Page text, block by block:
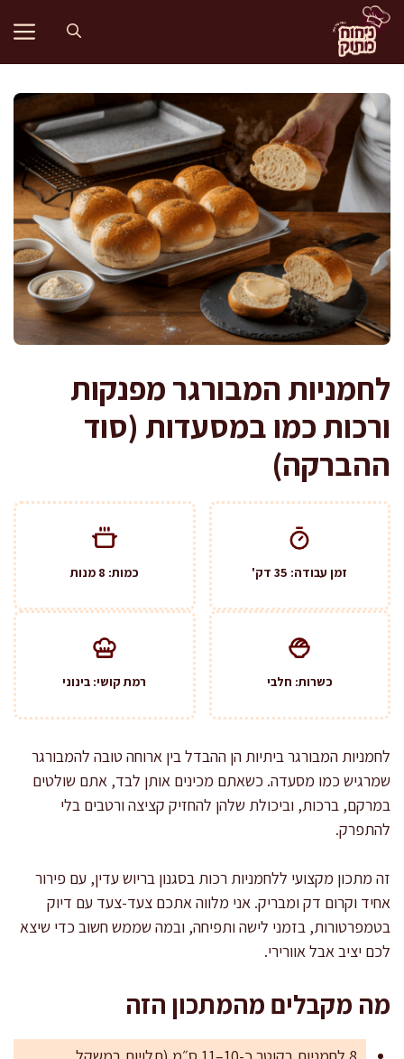
לדלג
לתוכן
לחמניות המבורגר מפנקות
ורכות כמו במסעדות (סוד
ההברקה)
זמן עבודה: 35 דק' כמות: 8 מנות
כשרות: חלבי רמת קושי: בינוני
לחמניות המבורגר ביתיות הן ההבדל בין ארוחה טובה להמבורגר
שמרגיש כמו מסעדה. כשאתם מכינים אותן לבד, אתם שולטים
במרקם, ברכות, וביכולת שלהן להחזיק קציצה ורטבים בלי
להתפרק.
זה מתכון מקצועי ללחמניות רכות בסגנון בריוש עדין, עם פירור
אחיד וקרום דק ומבריק. אני מלווה אתכם צעד-צעד עם דיוק
בטמפרטורות, בזמני לישה ותפיחה, ובמה שממש חשוב כדי שיצא
לכם יציב אבל אוורירי.
מה מקבלים מהמתכון הזה